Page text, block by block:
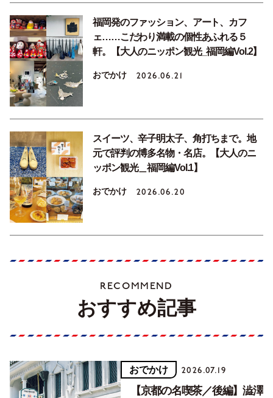
福岡発のファッション、アート、カフ
ェ……こだわり満載の個性あふれる５
軒。【大人のニッポン観光_福岡編Vol.2】
おでかけ 2026.06.21
スイーツ、辛子明太子、角打ちまで。地
元で評判の博多名物・名店。【大人のニ
ッポン観光＿福岡編Vol.1】
おでかけ 2026.06.20
RECOMMEND
おすすめ記事
おでかけ 2026.07.19
【京都の名喫茶／後編】澁澤